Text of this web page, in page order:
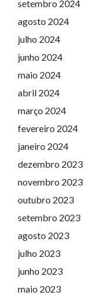
setembro 2024
agosto 2024
julho 2024
junho 2024
maio 2024
abril 2024
março 2024
fevereiro 2024
janeiro 2024
dezembro 2023
novembro 2023
outubro 2023
setembro 2023
agosto 2023
julho 2023
junho 2023
maio 2023